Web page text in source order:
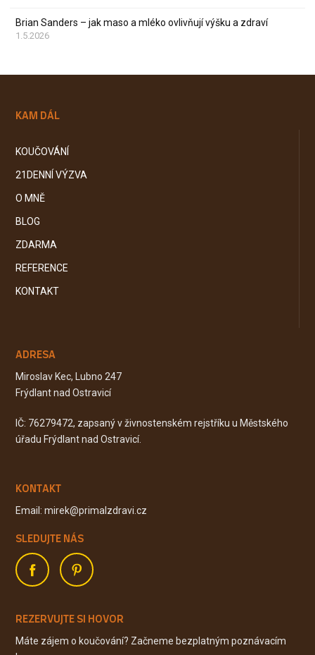
Brian Sanders – jak maso a mléko ovlivňují výšku a zdraví
1.5.2026
KAM DÁL
KOUČOVÁNÍ
21DENNÍ VÝZVA
O MNĚ
BLOG
ZDARMA
REFERENCE
KONTAKT
ADRESA
Miroslav Kec, Lubno 247
Frýdlant nad Ostravicí
IČ: 76279472, zapsaný v živnostenském rejstříku u Městského
úřadu Frýdlant nad Ostravicí.
KONTAKT
Email: mirek@primalzdravi.cz
SLEDUJTE NÁS
REZERVUJTE SI HOVOR
Máte zájem o koučování? Začneme bezplatným poznávacím